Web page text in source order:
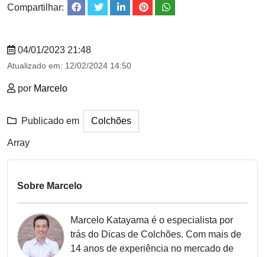
Compartilhar:
04/01/2023 21:48
Atualizado em: 12/02/2024 14:50
por Marcelo
Publicado em Colchões
Array
Sobre Marcelo
Marcelo Katayama é o especialista por
trás do Dicas de Colchões. Com mais de
14 anos de experiência no mercado de